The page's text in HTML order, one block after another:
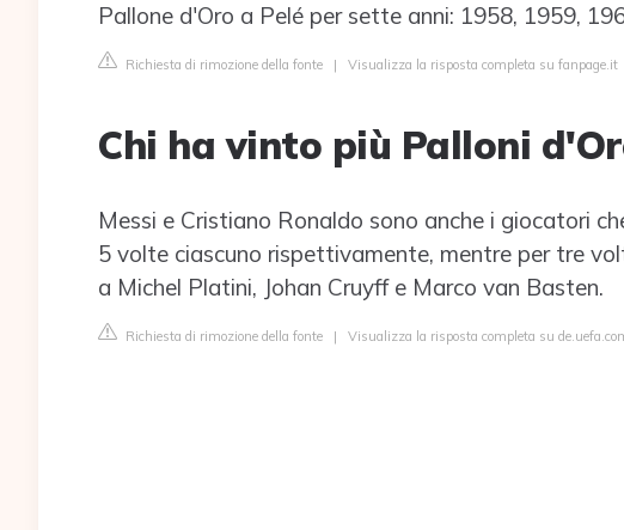
Pallone d'Oro a Pelé per sette anni: 1958, 1959,
Richiesta di rimozione della fonte | Visualizza la risposta completa su fanpage.it
Chi ha vinto più Palloni
Messi e Cristiano Ronaldo sono anche i giocatori
5 volte ciascuno rispettivamente, mentre per tre
a Michel Platini, Johan Cruyff e Marco van Basten.
Richiesta di rimozione della fonte | Visualizza la risposta completa su